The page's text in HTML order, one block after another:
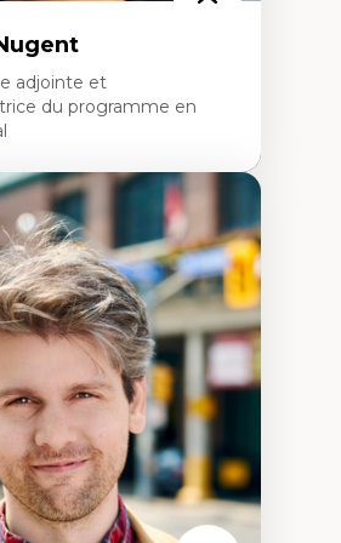
adjointe et
du programme en
action et justice sociale
de l’intervention et des
en travail social et en
offre active et
plurielle en contexte
minoritaire
sur le handicap, la
l'agentivité et les injustices
et réalités 2SLGBTQ+
et approches
décoloniale, anti-oppressive
interculturelle critique
proche aidance, famille
soutien mutuel